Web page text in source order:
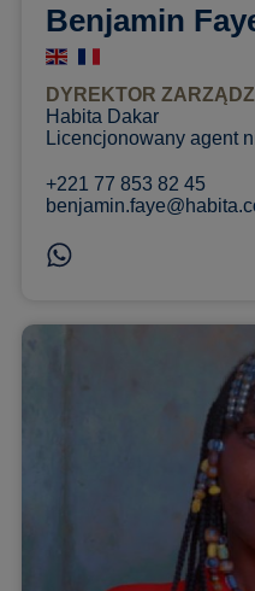
Benjamin
DYREKTOR
Habita Dakar
Licencjonowany agent
+221 77 853 82 45